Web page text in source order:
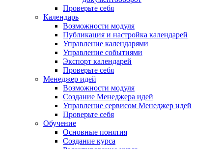
Проверьте себя
Календарь
Возможности модуля
Публикация и настройка календарей
Управление календарями
Управление событиями
Экспорт календарей
Проверьте себя
Менеджер идей
Возможности модуля
Создание Менеджера идей
Управление сервисом Менеджер идей
Проверьте себя
Обучение
Основные понятия
Создание курса